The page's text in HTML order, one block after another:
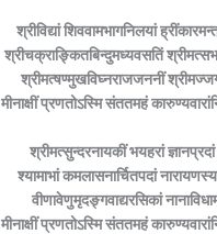
श्रीविद्यां शिववामभागनिलयां
श्रीचक्राङ्कितबिन्दुमध्यवसतिं
श्रीमत्षण्मुखविघ्नराजजननीं
मीनाक्षीं प्रणतोऽस्मि संततमहं
श्रीमत्सुन्दरनायकीं भयहरां ज्ञानप्रदां
श्यामाभां कमलासनार्चितपदां
वीणावेणुमृदङ्गवाद्यरसिकां
मीनाक्षीं प्रणतोऽस्मि संततमहं